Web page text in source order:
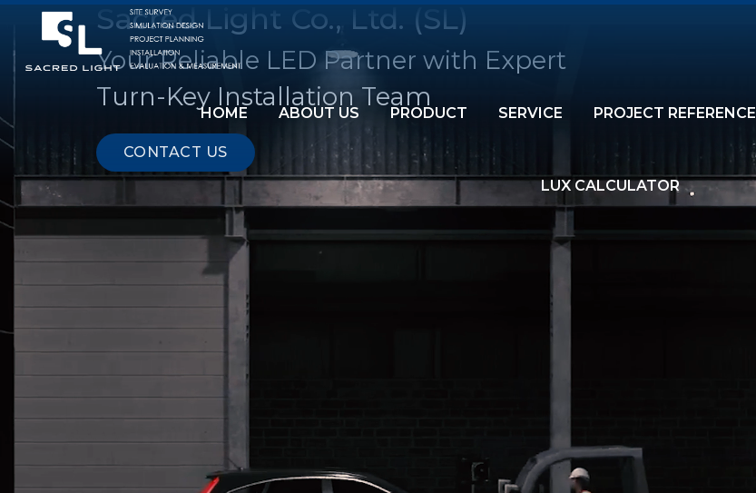
HOME ABOUT US PRODUCT SERVICE PROJECT REFERENCE
LUX CALCULATOR
Sacred Light Co., Ltd. (SL)
Your Reliable LED Partner with Expert
Turn-Key Installation Team
CONTACT US